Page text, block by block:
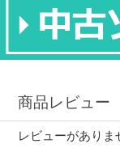
商品レビュー
レビューがありま